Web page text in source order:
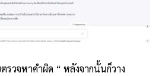
วจหาคำผิด “ หลังจากนั้นก็วาง